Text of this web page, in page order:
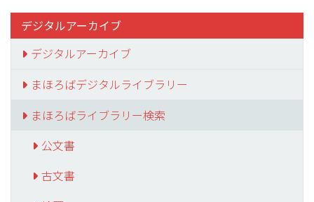
デジタルアーカイブ
デジタルアーカイブ
まほろばデジタルライブラリー
まほろばライブラリー検索
公文書
古文書